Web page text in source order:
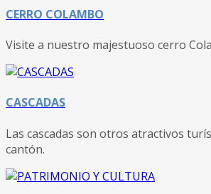
CERRO COLAMBO
Visite a nuestro majestuoso cerro
CASCADAS
Las cascadas son otros atractivos
cantón.